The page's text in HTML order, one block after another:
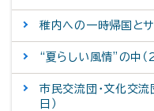
稚内への一時帰国と
“夏らしい風情”の中
市民交流団・文化交
日）